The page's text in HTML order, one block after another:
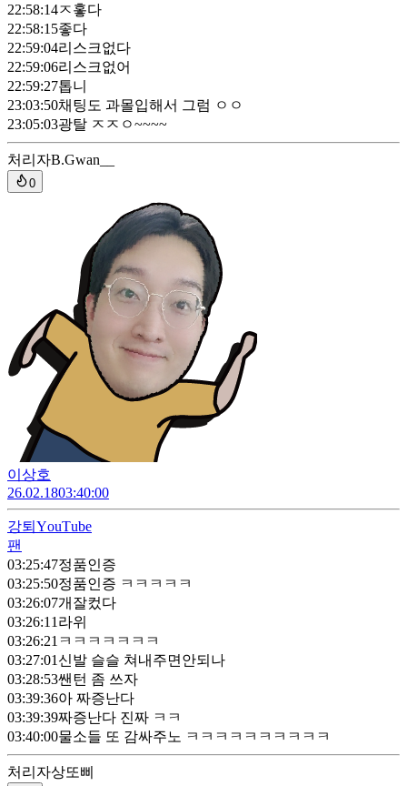
22:58:14ㅈ홓다
22:58:15좋다
22:59:04리스크없다
22:59:06리스크없어
22:59:27톱니
23:03:50채팅도 과몰입해서 그럼 ㅇㅇ
23:05:03광탈 ㅈㅈㅇ~~~~
처리자B.Gwan__
0
이상호
26.02.1803:40:00
강퇴 ΥouΤube
팬
03:25:47정품인증
03:25:50정품인증 ㅋㅋㅋㅋㅋ
03:26:07개잘컸다
03:26:11 라위
03:26:21 ㅋㅋㅋㅋㅋㅋㅋ
03:27:01 신발 슬슬 쳐내주면안되나
03:28:53쌘턴 좀 쓰자
03:39:36아 짜증난다
03:39:39짜증난다 진짜 ㅋㅋ
03:40:00물소들 또 감싸주노 ㅋㅋㅋㅋㅋㅋㅋㅋㅋㅋ
처리자상또삐